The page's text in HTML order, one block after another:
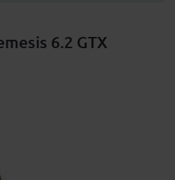
6.2 GTX